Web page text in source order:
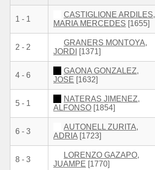
1 - 1
CASTIGLIONE ARDILES,
MARIA MERCEDES [1655]
2 - 2
GRANERS MONTOYA,
JORDI
[1371]
4 - 6
GAONA GONZALEZ,
JOSE [1632]
5 - 1
NATERAS JIMENEZ,
ALFONSO [1854]
6 - 3
AUTONELL ZURITA,
ADRIA [1723]
8 - 3
LORENZO GAZAPO,
JUAMPE [1770]